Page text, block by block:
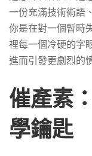
一份充滿技術術語
你是在對一個暫時
裡每一個冷硬的字
進而引發更劇烈的
催產素
學鑰匙